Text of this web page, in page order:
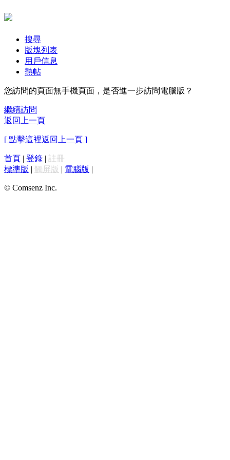
搜尋
版塊列表
用戶信息
熱帖
您訪問的頁面無手機頁面，是否進一步訪問電腦版？
繼續訪問
返回上一頁
[ 點擊這裡返回上一頁 ]
首頁 | 登錄 | 註冊
標準版 | 觸屏版 | 電腦版 |
© Comsenz Inc.